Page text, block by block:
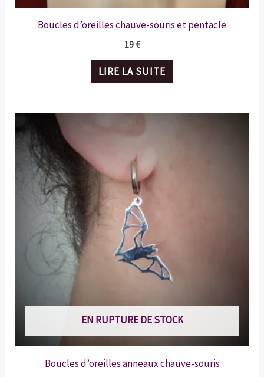
Boucles d’oreilles chauve-souris et pentacle
19€
LIRE LA SUITE
EN RUPTURE DE STOCK
Boucles d’oreilles anneaux chauve-souris